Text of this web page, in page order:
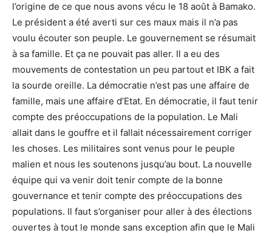
l’origine de ce que nous avons vécu le 18 août à Bamako.
Le président a été averti sur ces maux mais il n’a pas
voulu écouter son peuple. Le gouvernement se résumait
à sa famille. Et ça ne pouvait pas aller. Il a eu des
mouvements de contestation un peu partout et IBK a fait
la sourde oreille. La démocratie n’est pas une affaire de
famille, mais une affaire d’Etat. En démocratie, il faut tenir
compte des préoccupations de la population. Le Mali
allait dans le gouffre et il fallait nécessairement corriger
les choses. Les militaires sont venus pour le peuple
malien et nous les soutenons jusqu’au bout. La nouvelle
équipe qui va venir doit tenir compte de la bonne
gouvernance et tenir compte des préoccupations des
populations. Il faut s’organiser pour aller à des élections
ouvertes à tout le monde sans exception afin que le Mali